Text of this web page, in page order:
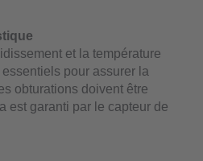
et la température
pour assurer la
obturations doivent être
est garanti par le capteur de